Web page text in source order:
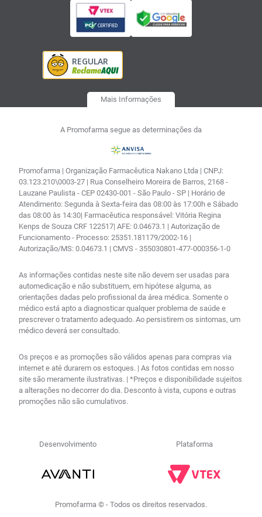
Mais Informações
A Promofarma segue as determinações da
Promofarma | Organização Farmacêutica Nakano Ltda | CNPJ:
03.123.210\0003-27 | Rua Conselheiro Moreira de Barros, 2168 -
Lauzane Paulista - CEP 02430-001 - São Paulo - SP | Horário de
Atendimento: Segunda à Sexta-feira das 08:00 às 17:00h e Sábado
das 08:00 às 14:30| Farmacêutica responsável: Vitória Regina
Kenps de Souza CRF 122517| AFE: 0.04673.1 | Autorização de
Funcionamento - Processo: 25351.181179/2002-16 |
Autorização/MS: 0.04673.1 | CMVS - 355030801-477-000356-1-0
As informações contidas neste site não devem ser usadas para
automedicação e não substituem, em hipótese alguma, as
orientações dadas pelo profissional da área médica. Somente o
médico está apto a diagnosticar qualquer problema de saúde e
prescrever o tratamento adequado. Ao persistirem os sintomas, um
médico deverá ser consultado.
Os preços e as promoções são válidos apenas para compras via
internet e até durarem os estoques. | As fotos contidas em nosso
site são meramente ilustrativas. | *Preços e disponibilidade sujeitos
a alterações no decorrer do dia. Desconto à vista, cupons e outras
promoções não são cumulativos.
Desenvolvimento Plataforma
Promofarma © - Todos os direitos reservados.